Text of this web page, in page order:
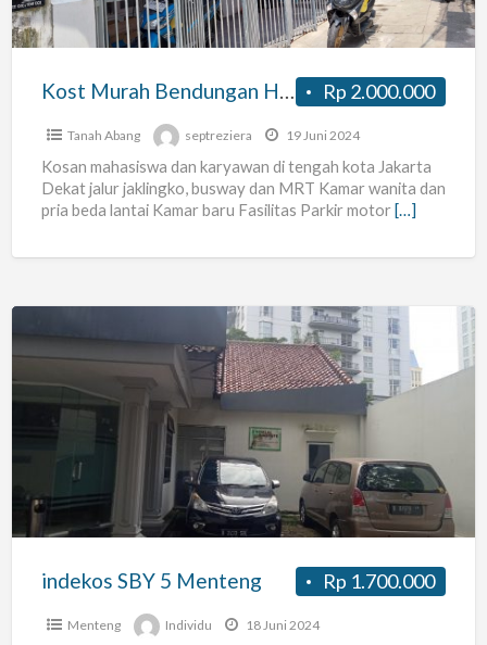
BRI
dekat
Jaya
Rp 2.000.000
Kost Murah Bendungan Hilir Belakang BRI dekat Atma Jaya
Tanah Abang septreziera 19 Juni 2024
Kosan mahasiswa dan karyawan di tengah kota Jakarta
Dekat jalur jaklingko, busway dan MRT Kamar wanita dan
pria beda lantai Kamar baru Fasilitas Parkir motor[…]
indekos
SBY
Menteng
Rp 1.700.000
indekos SBY 5 Menteng
Menteng Individu 18 Juni 2024